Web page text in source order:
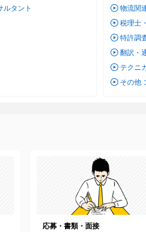
ルタント
物流関
税理士
特許調
翻訳・
テクニ
その他
応募・書類・面接